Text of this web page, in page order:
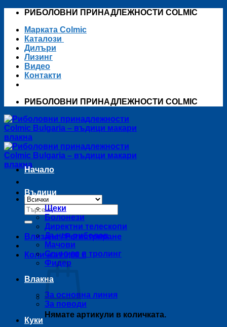
Skip
content
РИБОЛОВНИ ПРИНАДЛЕЖНОСТИ COLMIC
Марката Colmic
Каталози
Дилъри
Лизинг
Видео
Контакти
РИБОЛОВНИ ПРИНАДЛЕЖНОСТИ COLMIC
Търсене
за:
Влизане / Регистриране
Количка /0,00 €
Нямате артикули в количката.
Начало
Въдици
Щеки
Болонези
Директни телескопи
Дънен риболов
Мачови
Спининг и тролинг
Фидер
Влакна
За основна линия
За поводи
Куки